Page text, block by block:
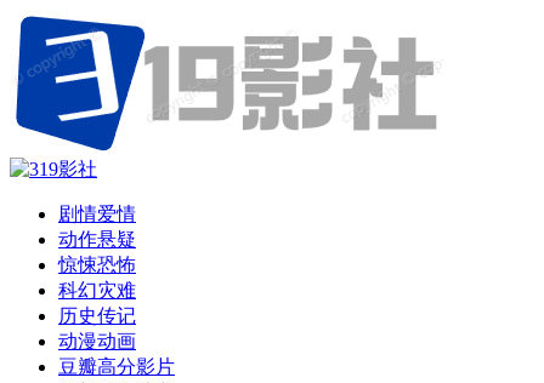
剧情爱情
动作悬疑
惊悚恐怖
科幻灾难
历史传记
动漫动画
豆瓣高分影片